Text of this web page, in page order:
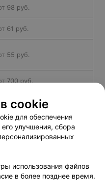
98 руб.
61 руб.
55 руб.
700 руб.
от 23 руб.
cookie
для обеспечения
его улучшения, сбора
использования файлов
в более позднее время.